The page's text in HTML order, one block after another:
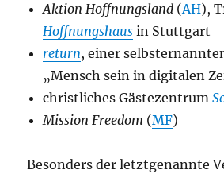
Aktion Hoffnungsland (AH),
Hoffnungshaus in Stuttgart
return, einer
„Mensch sein in digitalen
christliches Gästezentrum
Mission Freedom (MF)
Besonders der letztgenannte